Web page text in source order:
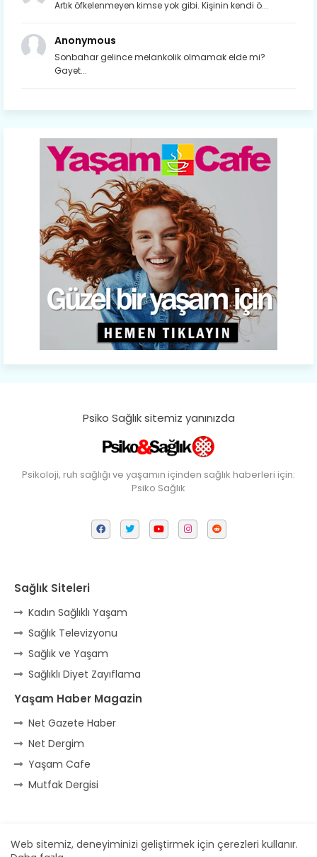
Artık öfkelenmeyen kimse yok gibi. Kişinin kendi ö...
Anonymous
Sonbahar gelince melankolik olmamak elde mi?
Gayet...
Psiko Sağlık sitemiz yanınızda
Psikoloji, ruh sağlığı ve yaşamın içinden sağlık haberleri için:
Psiko Sağlık
Sağlık Siteleri
Kadın Sağlıklı Yaşam
Sağlık Televizyonu
Sağlık ve Yaşam
Sağlıklı Diyet Zayıflama
Yaşam Haber Magazin
Net Gazete Haber
Net Dergim
Yaşam Cafe
Mutfak Dergisi
Ana Sayfa * İletişim
* Reklam
Web sitemiz, deneyiminizi geliştirmek için çerezleri kullanır.